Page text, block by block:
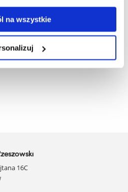
na wszystkie
travelbit web.jpg (272.6 KiB)
16C